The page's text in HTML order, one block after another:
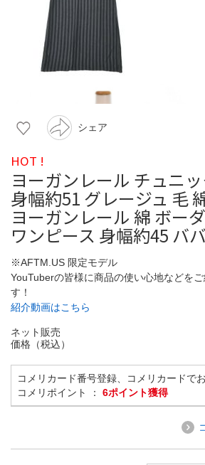
シェア
HOT !
ヨーガンレール チュニ
身幅約51 グレージュ 毛
ヨーガンレール 綿 ボー
ワンピース 身幅約45 バ
※AFTM.US 限定モデル
YouTuberの皆様に商品の使い心地などを
す！
紹介動画はこちら
ネット販売
価格（税込）
コメリカード番号登録、コメリカードで
コメリポイント ： 6ポイント獲得